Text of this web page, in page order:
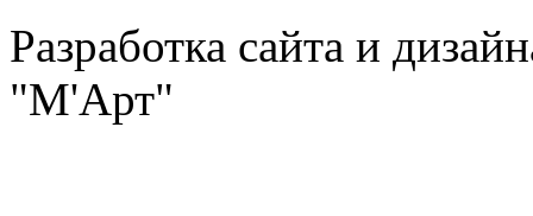
Разработка сайта и
"М'Арт"